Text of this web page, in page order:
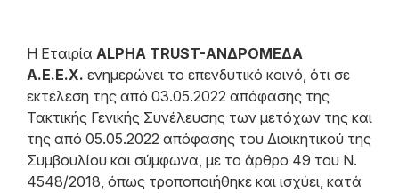
Η Εταιρία ALPHA TRUST-ΑΝΔΡΟΜΕΔΑ
Α.Ε.Ε.Χ. ενημερώνει το επενδυτικό κοινό, ότι σε
εκτέλεση της από 03.05.2022 απόφασης της
Τακτικής Γενικής Συνέλευσης των μετόχων της και
της από 05.05.2022 απόφασης του Διοικητικού της
Συμβουλίου και σύμφωνα, με το άρθρο 49 του N.
4548/2018, όπως τροποποιήθηκε και ισχύει, κατά